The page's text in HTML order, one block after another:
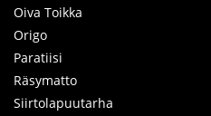
Oiva Toikka
Origo
Paratiisi
Räsymatto
Siirtolapuutarha